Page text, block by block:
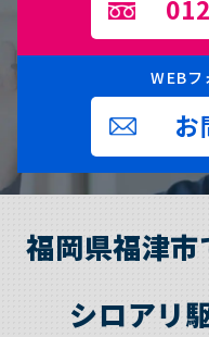
WEBフ
お
福岡県福津
シロアリ